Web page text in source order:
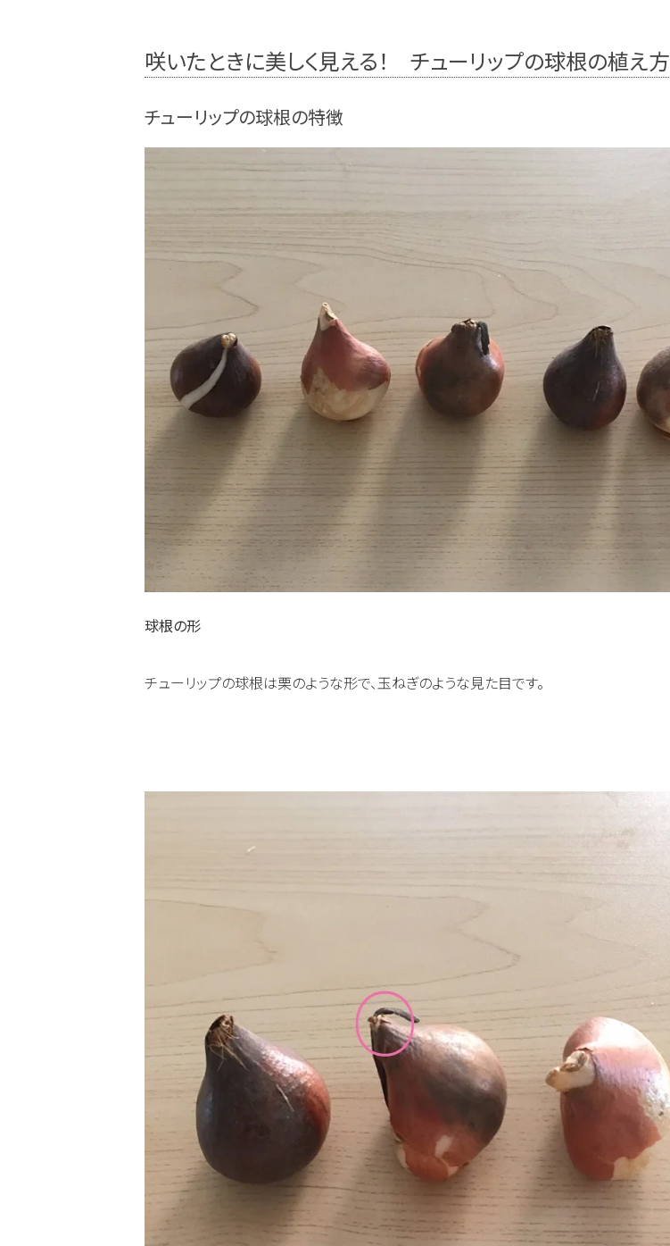
咲いたときに美しく見える！ チューリップの球根の植え方
チューリップの球根の特徴
球根の形
チューリップの球根は栗のような形で、玉ねぎのような見た目です。